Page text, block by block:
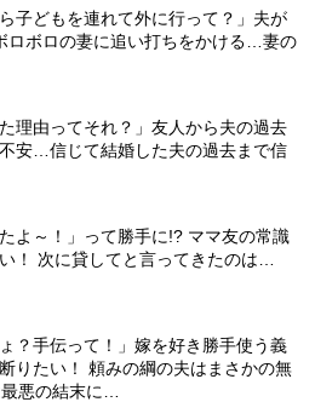
ら子どもを連れて外に行って？」夫が
ロボロの妻に追い打ちをかける…妻の
た理由ってそれ？」友人から夫の過去
安…信じて結婚した夫の過去まで信
たよ～！」って勝手に!? ママ友の常識
！ 次に貸してと言ってきたのは…
ょ？手伝って！」嫁を好き勝手使う義
りたい！ 頼みの綱の夫はまさかの無
悪の結末に…